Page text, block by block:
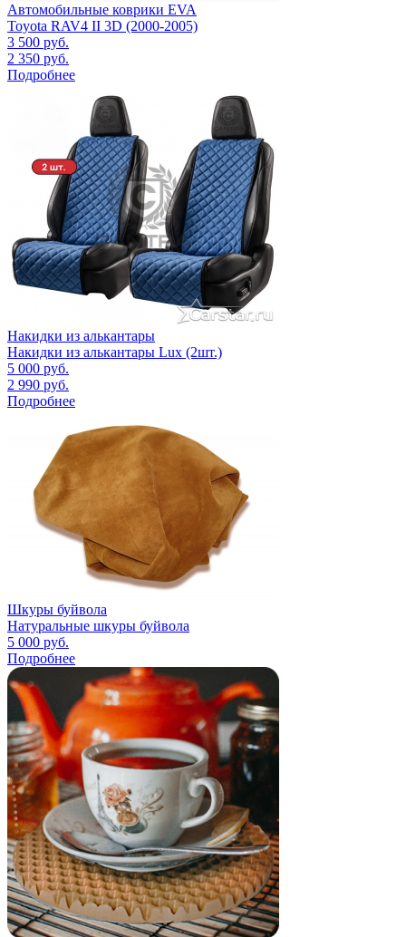
Автомобильные коврики EVA
Toyota RAV4 II 3D (2000-2005)
3 500 руб.
2 350 руб.
Подробнее
Накидки из алькантары
Накидки из алькантары Lux (2шт.)
5 000 руб.
2 990 руб.
Подробнее
Шкуры буйвола
Натуральные шкуры буйвола
5 000 руб.
Подробнее